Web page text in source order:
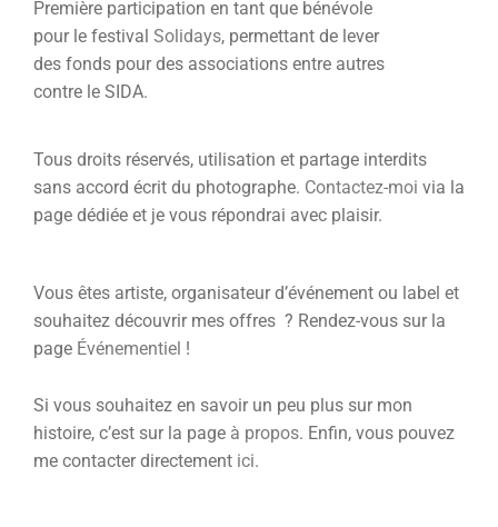
Première participation en tant que bénévole
pour le festival Solidays, permettant de lever
des fonds pour des associations entre autres
contre le SIDA.
Tous droits réservés, utilisation et partage interdits
sans accord écrit du photographe. Contactez-moi via la
page dédiée et je vous répondrai avec plaisir.
Vous êtes artiste, organisateur d’événement ou label et
souhaitez découvrir mes offres ? Rendez-vous sur la
page Événementiel !
Si vous souhaitez en savoir un peu plus sur mon
histoire, c’est sur la page à propos. Enfin, vous pouvez
me contacter directement ici.